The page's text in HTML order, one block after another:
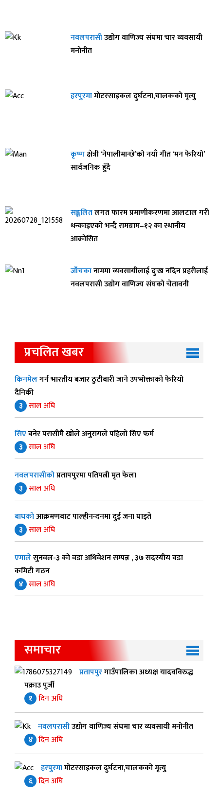
नवलपरासीउद्योग वाणिज्य संघमा चार व्यवसायी
मनोनीत
हरपुरमामोटरसाइकल दुर्घटना,चालकको मृत्यु
कृष्णक्षेत्री ‘नेपालीमान्छे’को नयाँ गीत ‘मन फेरियो’
सार्वजनिक हुँदै
सङ्कलितलगत फारम प्रमाणीकरणमा आलटाल गरी
थन्काइएको भन्दै रामग्राम–१२ का स्थानीय
आक्रोसित
जाँचकानाममा व्यवसायीलाई दुःख नदिन प्रहरीलाई
नवलपरासी उद्योग वाणिज्य संघको चेतावनी
प्रचलित खबर
किनमेलगर्न भारतीय बजार ठुटीबारी जाने उपभोक्ताको फेरियो
दैनिकी
३ साल अघि
सिएबनेर परासीमै खोले अनुरागले पहिलो सिए फर्म
३ साल अघि
नवलपरासीकोप्रतापपुरमा पतिपत्नी मृत फेला
३ साल अघि
बाघकोआक्रमणबाट पाल्हीनन्दनमा दुई जना घाइते
३ साल अघि
एमालेसुनवल-३ को वडा अधिवेशन सम्पन्न , ३७ सदस्यीय वडा
कमिटी गठन
४ साल अघि
समाचार
प्रतापपुरगाउँपालिका अध्यक्ष यादवविरुद्ध
पक्राउ पुर्जी
१ दिन अघि
नवलपरासीउद्योग वाणिज्य संघमा चार व्यवसायी मनोनीत
४ दिन अघि
हरपुरमामोटरसाइकल दुर्घटना,चालकको मृत्यु
६ दिन अघि